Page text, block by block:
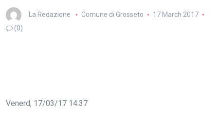
La Redazione Comune di Grosseto
17 March 2017
(0)
Venerd, 17/03/17 14:37